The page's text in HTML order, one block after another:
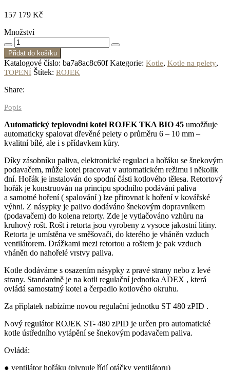
157 179 Kč
Množství
Přidat do košíku
Katalogové číslo: ba7a8ac8c60f Kategorie: Kotle, Kotle na pelety,
TOPENÍ Štítek: ROJEK
Share:
Popis
Automatický teplovodní kotel ROJEK TKA BIO 45 umožňuje
automaticky spalovat dřevěné pelety o průměru 6 – 10 mm –
kvalitní bílé, ale i s přídavkem kůry.
Díky zásobníku paliva, elektronické regulaci a hořáku se šnekovým
podavačem, může kotel pracovat v automatickém režimu i několik
dní. Hořák je instalován do spodní části kotlového tělesa. Retortový
hořák je konstruován na principu spodního podávání paliva
a samotné hoření ( spalování ) lze přirovnat k hoření v kovářské
výhni. Z násypky je palivo dodáváno šnekovým dopravníkem
(podavačem) do kolena retorty. Zde je vytlačováno vzhůru na
kruhový rošt. Rošt i retorta jsou vyrobeny z vysoce jakostní litiny.
Retorta je umístěna ve směšovači, do kterého je vháněn vzduch
ventilátorem. Drážkami mezi retortou a roštem je pak vzduch
vháněn do nahořelé vrstvy paliva.
Kotle dodáváme s osazením násypky z pravé strany nebo z levé
strany. Standardně je na kotli regulační jednotka ADEX , která
ovládá samostatný kotel a čerpadlo kotlového okruhu.
Za příplatek nabízíme novou regulační jednotku ST 480 zPID .
Nový regulátor ROJEK ST- 480 zPID je určen pro automatické
kotle ústředního vytápění se šnekovým podavačem paliva.
Ovládá:
● ventilátor hořáku (plynule řídí otáčky ventilátoru)